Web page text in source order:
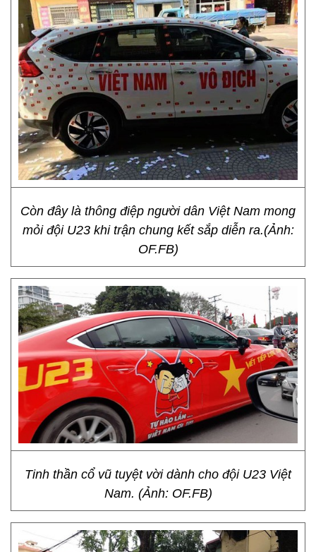
Còn đây là thông điệp người dân Việt Nam mong
mỏi đội U23 khi trận chung kết sắp diễn ra.(Ảnh:
OF.FB)
Tinh thần cổ vũ tuyệt vời dành cho đội U23 Việt
Nam. (Ảnh: OF.FB)